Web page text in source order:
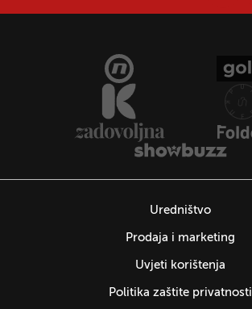
Uredništvo
Prodaja i marketing
Uvjeti korištenja
Politika zaštite privatnosti